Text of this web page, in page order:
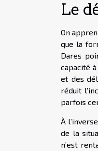
Le
On
que la
Dares
capacité
et des
réduit
parfois
À
de la
n’est